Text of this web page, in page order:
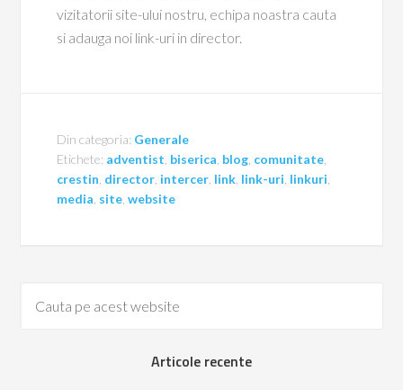
vizitatorii site-ului nostru, echipa noastra cauta
si adauga noi link-uri in director.
Din categoria: Generale
Etichete: adventist biserica blog comunitate
crestin director intercer link link-uri linkuri
media site ,website
Articole recente